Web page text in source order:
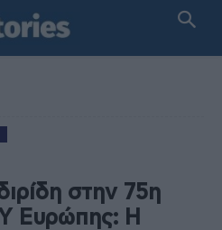
στην 75η
Ευρώπης: Η